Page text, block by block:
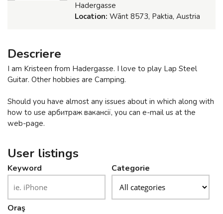
Hadergasse
Location: Wānt 8573, Paktia, Austria
Descriere
I am Kristeen from Hadergasse. I love to play Lap Steel
Guitar. Other hobbies are Camping.
Should you have almost any issues about in which along with
how to use арбитраж вакансії, you can e-mail us at the
web-page.
User listings
Keyword Categorie
Oraş